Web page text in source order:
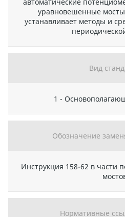
автоматические
уравновешенные
устанавливает методы и
Вид
1 -
Обозначение
Инструкция 158-62 в части
Нормативные